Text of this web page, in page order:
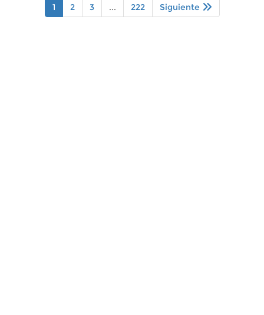
1 2 3 ... 222 Siguiente